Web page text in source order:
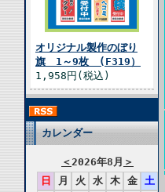
オリジナル製作のぼり
旗 1～9枚 (F319）
1,958円(税込)
カレンダー
＜2026年8月 ＞
日
月 火 水 木 金
土